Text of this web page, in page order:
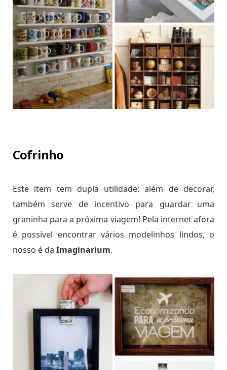
Cofrinho
Este item tem dupla utilidade: além de decorar,
também serve de incentivo para guardar uma
graninha para a próxima viagem! Pela internet afora
é possível encontrar vários modelinhos lindos, o
nosso é da Imaginarium.